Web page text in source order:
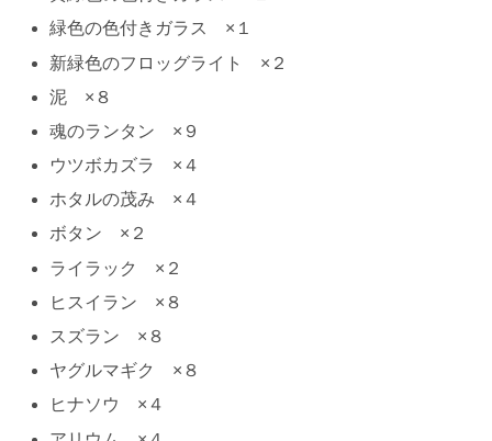
緑色の色付きガラス ×１
新緑色のフロッグライト ×２
泥 ×８
魂のランタン ×９
ウツボカズラ ×４
ホタルの茂み ×４
ボタン ×２
ライラック ×２
ヒスイラン ×８
スズラン ×８
ヤグルマギク ×８
ヒナソウ ×４